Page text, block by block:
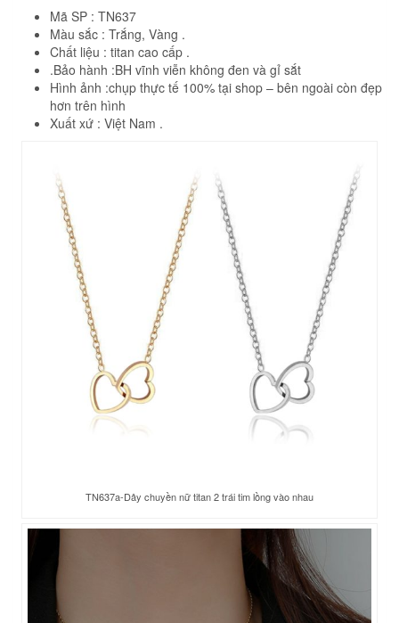
Mã SP : TN637
Màu sắc : Trắng, Vàng .
Chất liệu : titan cao cấp .
.Bảo hành :BH vĩnh viễn không đen và gỉ sắt
Hình ảnh :chụp thực tế 100% tại shop – bên ngoài còn đẹp
hơn trên hình
Xuất xứ : Việt Nam .
TN637a-Dây chuyền nữ titan 2 trái tim lồng vào nhau